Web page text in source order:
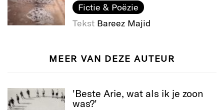
Fictie & Poëzie
Tekst Bareez Majid
MEER VAN DEZE AUTEUR
'Beste Arie, wat als ik je zoon
was?'